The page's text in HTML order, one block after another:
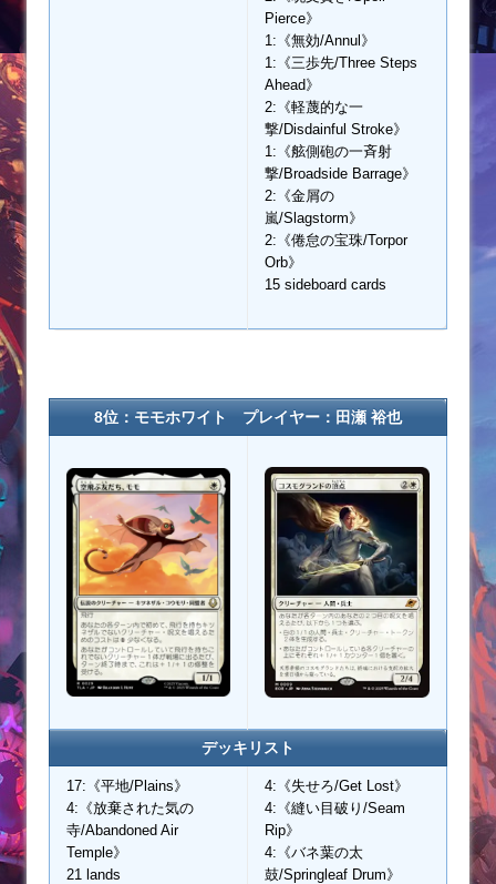
Pierce》
1:《無効/Annul》
1:《三歩先/Three Steps
Ahead》
2:《軽蔑的な一
撃/Disdainful Stroke》
1:《舷側砲の一斉射
撃/Broadside Barrage》
2:《金屑の
嵐/Slagstorm》
2:《倦怠の宝珠/Torpor
Orb》
15 sideboard cards
8位：モモホワイト プレイヤー：田瀬 裕也
デッキリスト
17:《平地/Plains》
4:《放棄された気の
寺/Abandoned Air
Temple》
21 lands
4:《失せろ/Get Lost》
4:《縫い目破り/Seam
Rip》
4:《バネ葉の太
鼓/Springleaf Drum》